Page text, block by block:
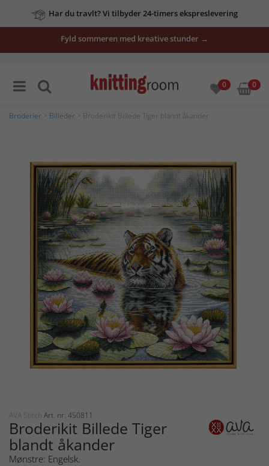
Har du travlt? Vi tilbyder 24-timers ekspreslevering
Fyld sommeren med kreative stunder →
0 0
Broderier Billeder > Broderikit Billede Tiger blandt åkander
AVA Stitch Art. nr: 450811
Broderikit Billede Tiger
blandt åkander
Mønstre: Engelsk.